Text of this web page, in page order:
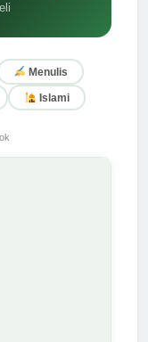
Menulis
Islami